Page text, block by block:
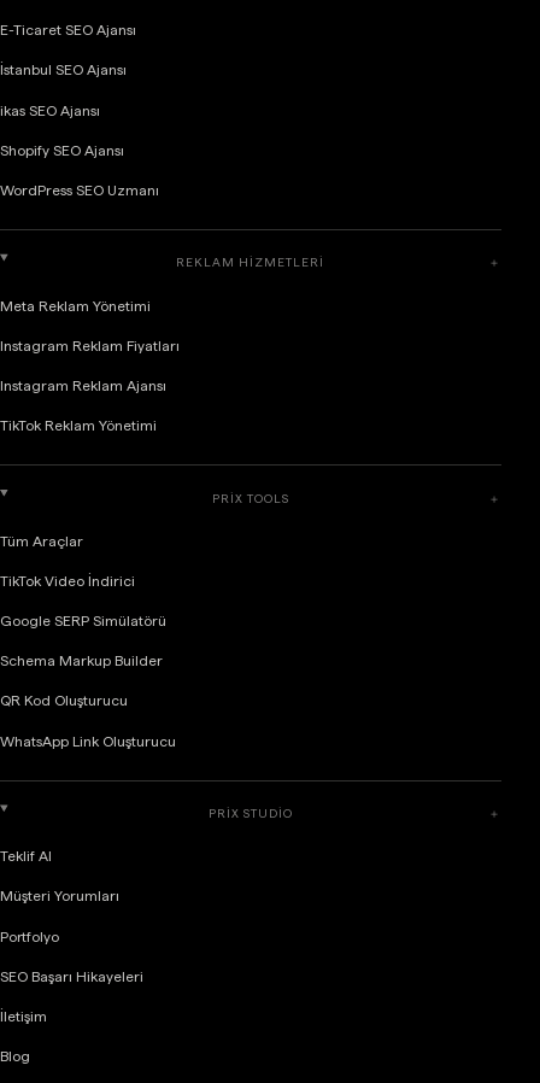
E-Ticaret SEO Ajansı
İstanbul SEO Ajansı
ikas SEO Ajansı
Shopify SEO Ajansı
WordPress SEO Uzmanı
REKLAM HIZMETLERI ＋
Meta Reklam Yönetimi
Instagram Reklam Fiyatları
Instagram Reklam Ajansı
TikTok Reklam Yönetimi
PRIX TOOLS ＋
Tüm Araçlar
TikTok Video İndirici
Google SERP Simülatörü
Schema Markup Builder
QR Kod Oluşturucu
WhatsApp Link Oluşturucu
PRIX STUDIO ＋
Teklif Al
Müşteri Yorumları
Portfolyo
SEO Başarı Hikayeleri
İletişim
Blog